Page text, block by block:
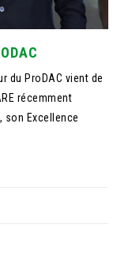
du ProDAC vient de
récemment
son Excellence